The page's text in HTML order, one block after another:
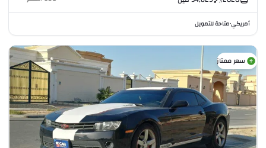
أمريكي•متاحة للتمويل
سعر ممتاز